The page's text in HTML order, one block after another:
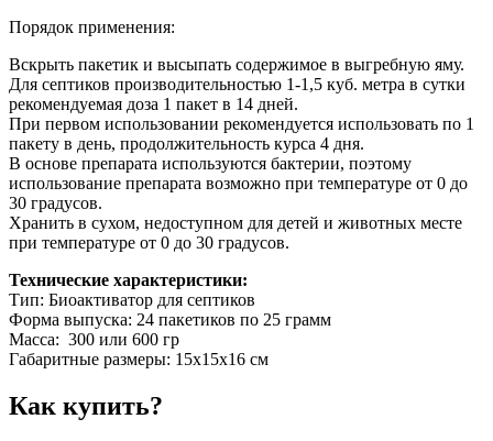
Порядок применения:
Вскрыть пакетик и высыпать содержимое в выгребную яму.
Для септиков производительностью 1-1,5 куб. метра в сутки
рекомендуемая доза 1 пакет в 14 дней.
При первом использовании рекомендуется использовать по 1
пакету в день, продолжительность курса 4 дня.
В основе препарата используются бактерии, поэтому
использование препарата возможно при температуре от 0 до
30 градусов.
Хранить в сухом, недоступном для детей и животных месте
при температуре от 0 до 30 градусов.
Технические характеристики:
Тип: Биоактиватор для септиков
Форма выпуска: 24 пакетиков по 25 грамм
Масса: 300 или 600 гр
Габаритные размеры: 15х15х16 см
Как купить?